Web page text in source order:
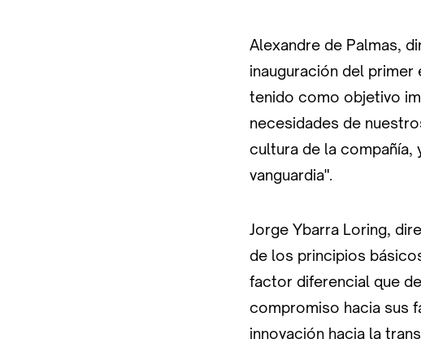
Alexandre de Palmas,
inauguración del
tenido como objetivo
necesidades de
cultura de la compañía,
vanguardia".
Jorge Ybarra Loring,
de los principios
factor diferencial que
compromiso hacia sus
innovación hacia la